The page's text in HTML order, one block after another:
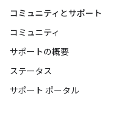
コミュニティとサポート
コミュニティ
サポートの概要
ステータス
サポート ポータル